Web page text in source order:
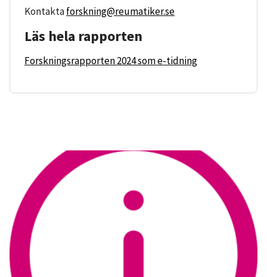
Kontaktaforskning@reumatiker.se
Läs hela rapporten
Forskningsrapporten 2024 som e-tidning